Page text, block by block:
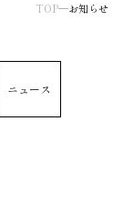
TOP お知らせ
ニュース